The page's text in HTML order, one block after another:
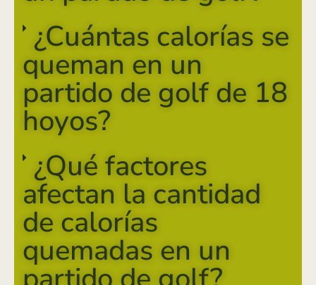
¿Cuántas calorías se
queman en un
partido de golf de 18
hoyos?
¿Qué factores
afectan la cantidad
de calorías
quemadas en un